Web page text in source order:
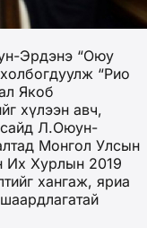
Эрдэнэ “Оюу
“Рио
Якоб
хүлээн авч,
сайд Л.Оюун-
Монгол Улсын
Их Хурлын 2019
хангаж, яриа